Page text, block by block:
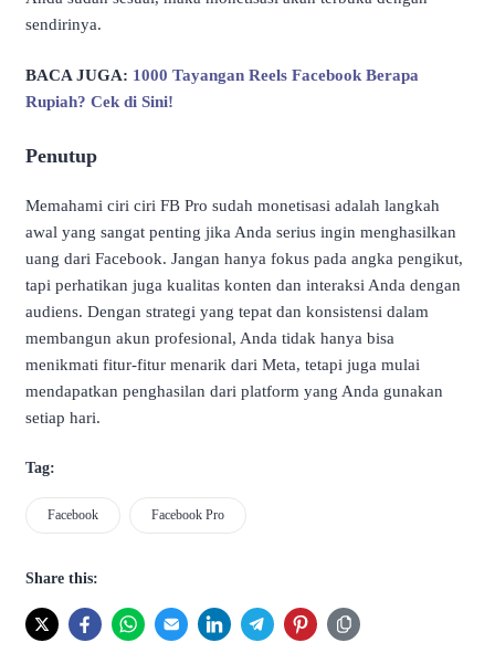
sendirinya.
BACA JUGA: 1000 Tayangan Reels Facebook Berapa
Rupiah? Cek di Sini!
Penutup
Memahami ciri ciri FB Pro sudah monetisasi adalah langkah
awal yang sangat penting jika Anda serius ingin menghasilkan
uang dari Facebook. Jangan hanya fokus pada angka pengikut,
tapi perhatikan juga kualitas konten dan interaksi Anda dengan
audiens. Dengan strategi yang tepat dan konsistensi dalam
membangun akun profesional, Anda tidak hanya bisa
menikmati fitur-fitur menarik dari Meta, tetapi juga mulai
mendapatkan penghasilan dari platform yang Anda gunakan
setiap hari.
Tag:
Facebook Facebook Pro
Share this: